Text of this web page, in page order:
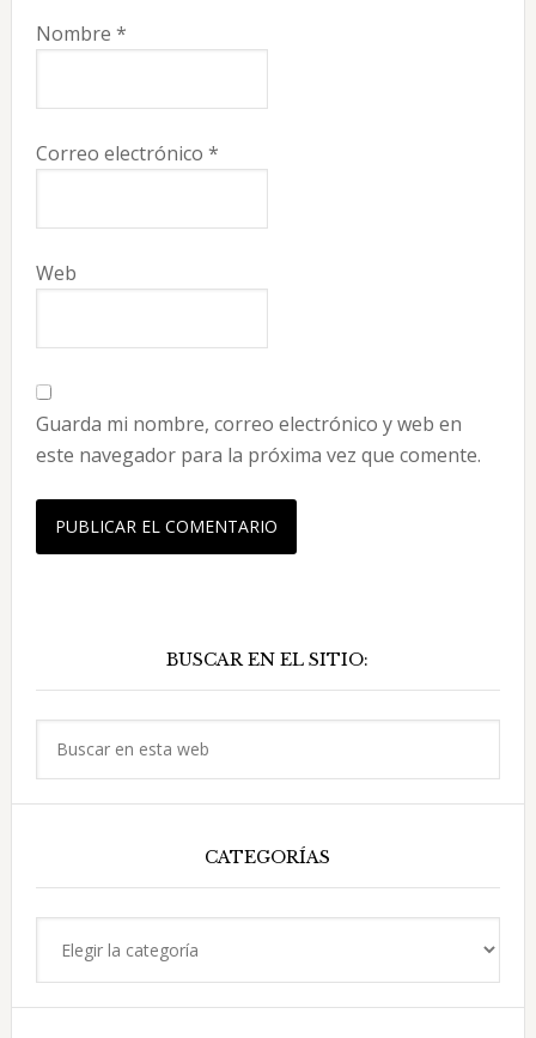
Nombre *
Correo electrónico *
Web
Guarda mi nombre, correo electrónico y web en
este navegador para la próxima vez que comente.
principal
BUSCAR EN EL SITIO:
CATEGORÍAS